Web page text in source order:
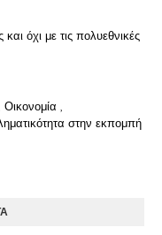
και όχι με τις πολυεθνικές
,
στην εκπομπή